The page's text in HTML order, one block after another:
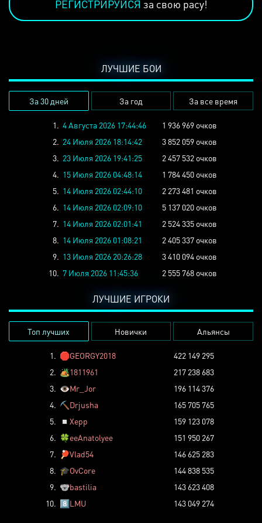
РЕГИСТРИРУЙСЯ за свою расу!
ЛУЧШИЕ БОИ
За 30 дней За год За все время
1. 4 Августа 2026 17:44:46
1 936 969 очков
2. 24 Июля 2026 18:14:42
3 852 059 очков
3. 23 Июля 2026 19:41:25
2 457 532 очков
4. 15 Июля 2026 04:48:14
1 784 450 очков
5. 14 Июля 2026 02:44:10
2 273 481 очков
6. 14 Июля 2026 02:09:10
5 137 020 очков
7. 14 Июля 2026 02:01:41
2 524 335 очков
8. 14 Июля 2026 01:08:21
2 405 337 очков
9. 13 Июля 2026 20:26:28
3 410 094 очков
10. 7 Июля 2026 11:45:36 2 555 768 очков
ЛУЧШИЕ ИГРОКИ
Топ лучших Новички Альянсы
1. 🛑GEORGY2018
422 149 295
2. 🏕️1811961
217 238 683
3. 👁️Mr_Jor
196 114 376
4. ⛏️ Drjusha
165 705 765
5.
◽ Xepp
159 123 078
6. 🍀eeAnatolyee
151 950 267
7.
🏓Vlad54
146 625 283
8. 🎓OvCore
144 838 535
9. 🐨bastilia
143 623 408
10. 8️⃣LMU 143 049 274